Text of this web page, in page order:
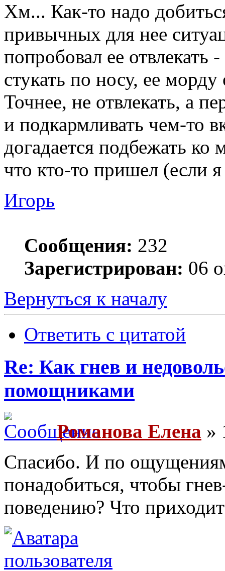
Хм... Как-то надо
привычных для нее
попробовал ее отвлекать
стукать по носу, ее морду
Точнее, не отвлекать, а
и подкармливать чем-то
догадается подбежать
что кто-то пришел (если
Игорь
Сообщения: 232
Зарегистрирован: 06
Вернуться к началу
Ответить с цитатой
Re: Как гнев и
помощниками
Романова Елена »
Спасибо. И по
понадобиться, чтобы
поведению? Что